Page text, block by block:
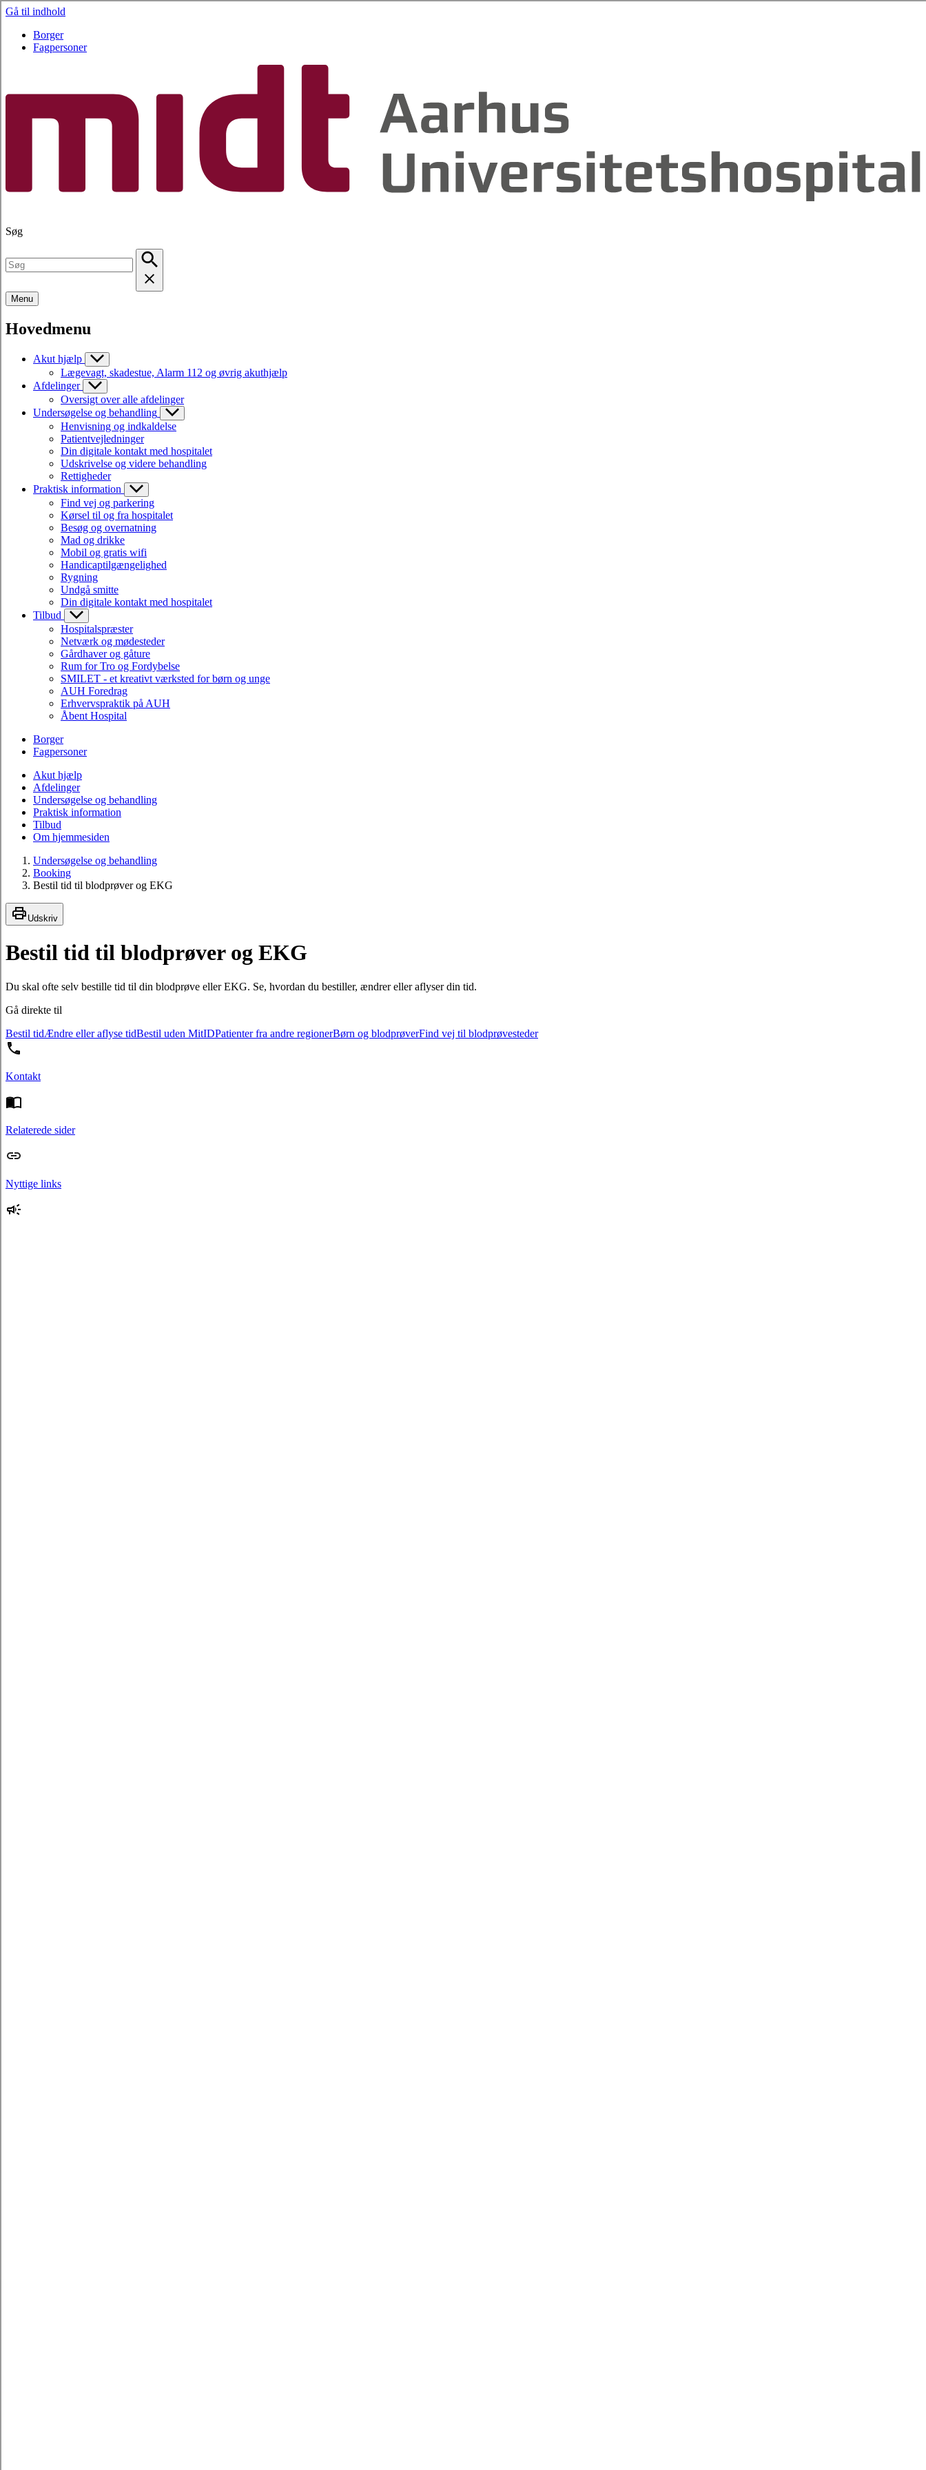
Gå til indhold
Borger
Fagpersoner
Søg
Menu
Hovedmenu
Akut hjælp
Lægevagt, skadestue, Alarm 112 og øvrig akuthjælp
Afdelinger
Oversigt over alle afdelinger
Undersøgelse og behandling
Henvisning og indkaldelse
Patientvejledninger
Din digitale kontakt med hospitalet
Udskrivelse og videre behandling
Rettigheder
Praktisk information
Find vej og parkering
Kørsel til og fra hospitalet
Besøg og overnatning
Mad og drikke
Mobil og gratis wifi
Handicaptilgængelighed
Rygning
Undgå smitte
Din digitale kontakt med hospitalet
Tilbud
Hospitalspræster
Netværk og mødesteder
Gårdhaver og gåture
Rum for Tro og Fordybelse
SMILET - et kreativt værksted for børn og unge
AUH Foredrag
Erhvervspraktik på AUH
Åbent Hospital
Borger
Fagpersoner
Akut hjælp
Afdelinger
Undersøgelse og behandling
Praktisk information
Tilbud
Om hjemmesiden
Undersøgelse og behandling
Booking
Bestil tid til blodprøver og EKG
Udskriv
Bestil tid til blodprøver og EKG
Du skal ofte selv bestille tid til din blodprøve eller EKG. Se, hvordan du bestiller, ændrer eller aflyser din tid.
Gå direkte til
Bestil tidÆndre eller aflyse tidBestil uden MitIDPatienter fra andre regionerBørn og blodprøverFind vej til blodprøvesteder
Kontakt
Relaterede sider
Nyttige links